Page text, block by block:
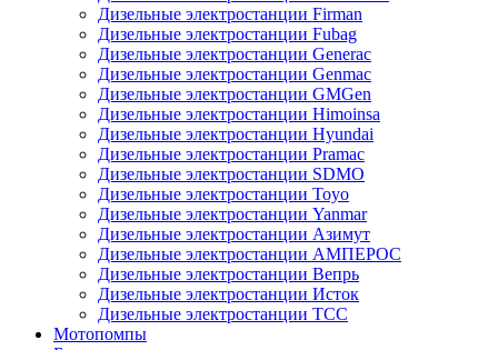
Дизельные электростанции Firman
Дизельные электростанции Fubag
Дизельные электростанции Generac
Дизельные электростанции Genmac
Дизельные электростанции GMGen
Дизельные электростанции Himoinsa
Дизельные электростанции Hyundai
Дизельные электростанции Pramac
Дизельные электростанции SDMO
Дизельные электростанции Toyo
Дизельные электростанции Yanmar
Дизельные электростанции Азимут
Дизельные электростанции АМПЕРОС
Дизельные электростанции Вепрь
Дизельные электростанции Исток
Дизельные электростанции ТСС
Мотопомпы